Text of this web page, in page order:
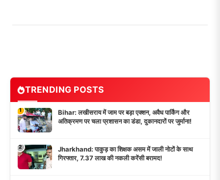
TRENDING POSTS
1
Bihar: लखीसराय में जाम पर बड़ा एक्शन, अवैध पार्किंग और
अतिक्रमण पर चला प्रशासन का डंडा, दुकानदारों पर जुर्माना!
2
Jharkhand: पाकुड़ का शिक्षक असम में जाली नोटों के साथ
गिरफ्तार, 7.37 लाख की नकली करेंसी बरामद!